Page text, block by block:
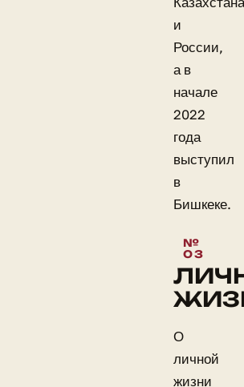
и
России,
а в
начале
2022
года
выступил
в
Бишкеке.
О
личной
жизни